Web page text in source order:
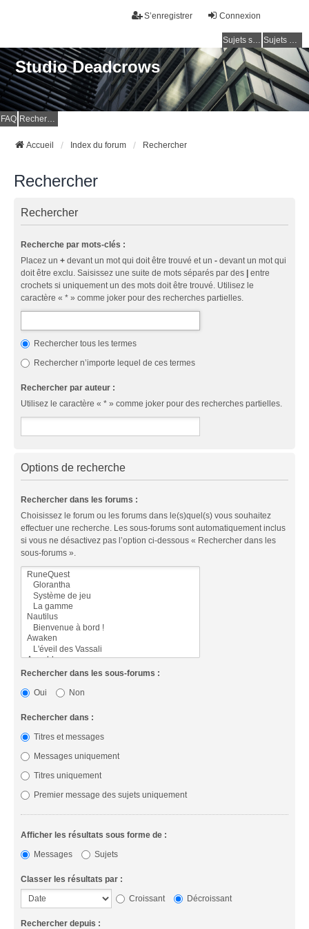
Connexion
S’enregistrer
Sujets sans réponse Sujets actifs
Studio Deadcrows
FAQ Rechercher
Accueil Index du forum Rechercher
Rechercher
Rechercher
Recherche par mots-clés :
Placez un + devant un mot qui doit être trouvé et un - devant un mot qui
doit être exclu. Saisissez une suite de mots séparés par des | entre
crochets si uniquement un des mots doit être trouvé. Utilisez le
caractère « * » comme joker pour des recherches partielles.
Rechercher tous les termes
Rechercher n’importe lequel de ces termes
Rechercher par auteur :
Utilisez le caractère « * » comme joker pour des recherches partielles.
Options de recherche
Rechercher dans les forums :
Choisissez le forum ou les forums dans le(s)quel(s) vous souhaitez
effectuer une recherche. Les sous-forums sont automatiquement inclus
si vous ne désactivez pas l’option ci-dessous « Rechercher dans les
sous-forums ».
Rechercher dans les sous-forums :
Oui
Non
Rechercher dans :
Titres et messages
Messages uniquement
Titres uniquement
Premier message des sujets uniquement
Afficher les résultats sous forme de :
Messages
Sujets
Classer les résultats par :
Croissant
Décroissant
Rechercher depuis :